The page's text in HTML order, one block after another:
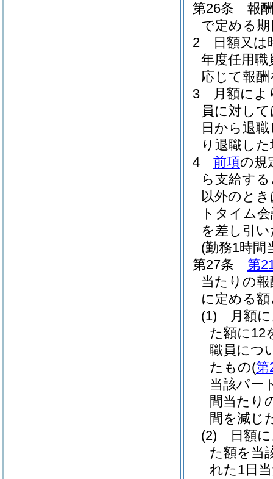
第26条
報
で定める
2
日額又
年度任用
応じて報
3
月額に
員に対し
日から退
り退職し
4
前項の規
ら支給す
以外のと
トタイム
を差し引
(勤務1時間
第27条
第
当たりの
に定める
(1)
月額
た額に12
職員につ
たもの(第
当該パー
間当たり
間を減じ
(2)
日額
た額を当
れた1日